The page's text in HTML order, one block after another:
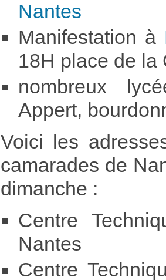
Nantes
Manifestation à
18H place de la
nombreux
Appert,
Voici les
camarades de
dimanche :
Centre
Nantes
Centre